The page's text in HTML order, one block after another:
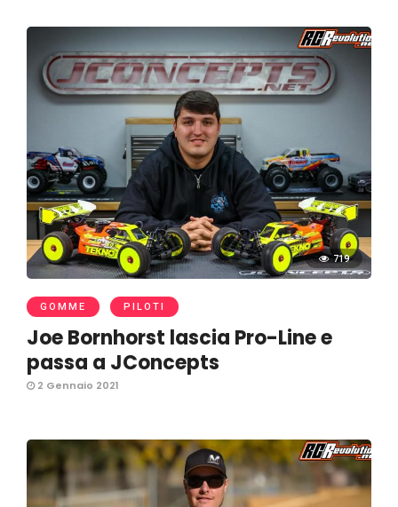
719
GOMME PILOTI
Joe Bornhorst lascia Pro-Line e
passa a JConcepts
2 Gennaio 2021